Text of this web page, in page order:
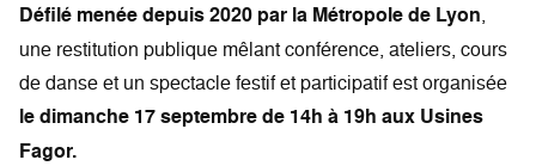
Défilé menée depuis 2020 par la Métropole de Lyon,
une restitution publique mêlant conférence, ateliers, cours
de danse et un spectacle festif et participatif est organisée
le dimanche 17 septembre de 14h à 19h aux Usines
Fagor.